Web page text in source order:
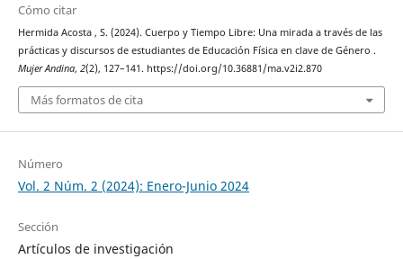
Cómo citar
Hermida Acosta , S. (2024). Cuerpo y Tiempo Libre: Una mirada a través de las
prácticas y discursos de estudiantes de Educación Física en clave de Género .
Mujer Andina, 2(2), 127–141. https://doi.org/10.36881/ma.v2i2.870
Más formatos de cita
Número
Vol. 2 Núm. 2 (2024): Enero-Junio 2024
Sección
Artículos de investigación